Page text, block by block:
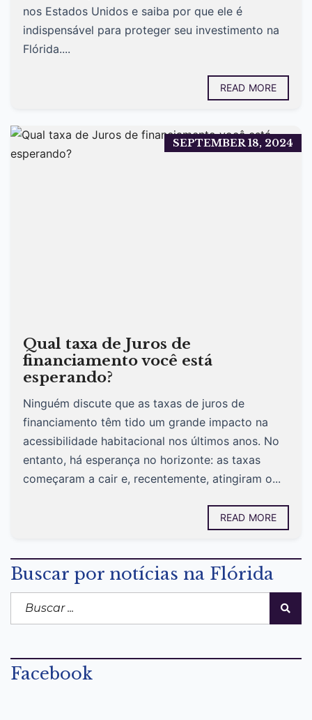
nos Estados Unidos e saiba por que ele é
indispensável para proteger seu investimento na
Flórida....
READ MORE
SEPTEMBER 18, 2024
Qual taxa de Juros de
financiamento você está
esperando?
Ninguém discute que as taxas de juros de
financiamento têm tido um grande impacto na
acessibilidade habitacional nos últimos anos. No
entanto, há esperança no horizonte: as taxas
começaram a cair e, recentemente, atingiram o...
READ MORE
Buscar por notícias na Flórida
Facebook